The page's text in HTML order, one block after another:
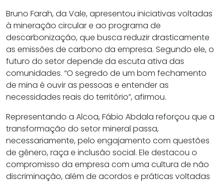
Bruno Farah, da Vale, apresentou iniciativas voltadas
à mineração circular e ao programa de
descarbonização, que busca reduzir drasticamente
as emissões de carbono da empresa. Segundo ele, o
futuro do setor depende da escuta ativa das
comunidades. “O segredo de um bom fechamento
de mina é ouvir as pessoas e entender as
necessidades reais do território”, afirmou.
Representando a Alcoa, Fábio Abdala reforçou que a
transformação do setor mineral passa,
necessariamente, pelo engajamento com questões
de gênero, raça e inclusão social. Ele destacou o
compromisso da empresa com uma cultura de não
discriminação, além de acordos e práticas voltadas